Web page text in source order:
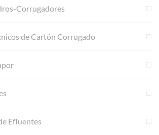
Corrugadores
de Cartón Corrugado
Efluentes